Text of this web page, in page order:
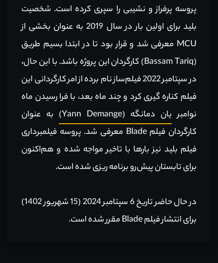
پروسه پرفراز و نشیبی را سپری کرده است. شخصیت
بلید برای اولین بار در سال 2019 به عنوان بخشی از
MCU معرفی شد و قرار بود تا در ابتدا بسیم طریق
(Bassam Tariq) کارگردان این پروژه باشد. با این حال،
‌در سپتامبر 2022 فیلم‌ساز نام برده از امر کارگردانی این
فیلم کناره گیری کرد و چند ماه بعد، با فرا رسیدن ماه
نوامبر یان دمانگه (Yann Demange)
به عنوان
کارگردان فیلم Blade معرفی شد. پروسه فیلمبرداری
فیلم بلید نیز بارها با تاخیر مواجه شده و هم‌اکنون
برای تابستان پیش‌رو برنامه ریزی شده است.
در حال حاضر تاریخ 6 سپتامبر 2024 (15 شهریور 1402)
برای انتشار فیلم Blade مقرر شده است.